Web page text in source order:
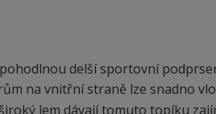
pohodlnou delší sportovní
na vnitřní straně lze snadno
lem dávají tomuto topíku